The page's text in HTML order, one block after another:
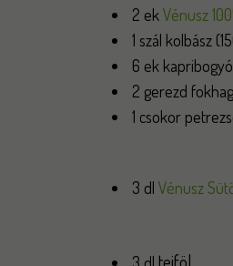
2 ek Vénusz
1 szál kolbász
6 ek kapribogyó
2 gerezd
1 csokor
3 dl Vénusz